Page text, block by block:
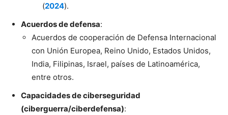
(2024).
Acuerdos de defensa:
Acuerdos de cooperación de Defensa Internacional
con Unión Europea, Reino Unido, Estados Unidos,
India, Filipinas, Israel, países de Latinoamérica,
entre otros.
Capacidades de ciberseguridad
(ciberguerra/ciberdefensa):